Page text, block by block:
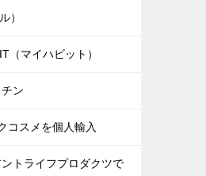
）
（マイハビット）
ン
コスメを個人輸入
トライフプロダクツで